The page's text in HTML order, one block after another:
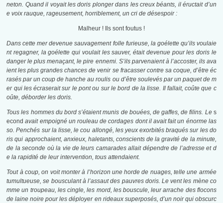
neton. Quand il voyait les doris plonger dans les creux béants, il éructait d’un
e voix rauque, rageusement, horriblement, un cri de désespoir :
Malheur ! Ils sont foutus !
Dans cette mer devenue sauvagement folle furieuse, la goélette qu’ils voulaie
nt regagner, la goélette qui voulait les sauver, était devenue pour les doris le
danger le plus menaçant, le pire ennemi. S’ils parvenaient à l’accoster, ils ava
ient les plus grandes chances de venir se fracasser contre sa coque, d’être éc
rasés par un coup de hanche au roulis ou d’être soulevés par un paquet de m
er qui les écraserait sur le pont ou sur le bord de la lisse. Il fallait, coûte que c
oûte, déborder les doris.
Tous les hommes du bord s’étaient munis de bouées, de gaffes, de filins. Le s
econd avait empoigné un rouleau de cordages dont il avait fait un énorme las
so. Penchés sur la lisse, le cou allongé, les yeux exorbités braqués sur les do
ris qui approchaient, anxieux, haletants, conscients de la gravité de la minute,
de la seconde où la vie de leurs camarades allait dépendre de l’adresse et d
e la rapidité de leur intervention, tous attendaient.
Tout à coup, on voit monter à l’horizon une horde de nuages, telle une armée
tumultueuse, se bousculant à l’assaut des pauvres doris. Le vent les mène co
mme un troupeau, les cingle, les mord, les bouscule, leur arrache des flocons
de laine noire pour les déployer en rideaux superposés, d’un noir qui obscurc